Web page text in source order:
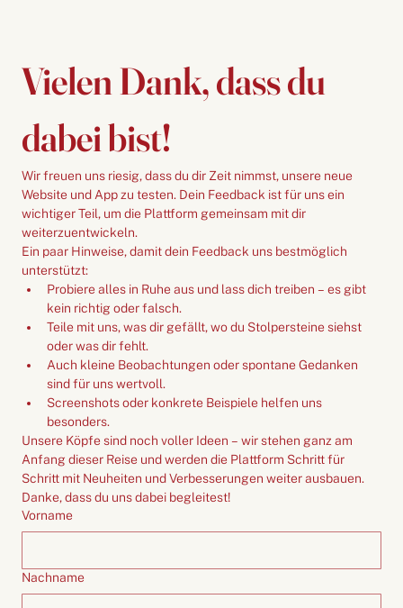
Vielen Dank, dass du
dabei bist!
Wir freuen uns riesig, dass du dir Zeit nimmst, unsere neue
Website und App zu testen. Dein Feedback ist für uns ein
wichtiger Teil, um die Plattform gemeinsam mit dir
weiterzuentwickeln.
Ein paar Hinweise, damit dein Feedback uns bestmöglich
unterstützt:
Probiere alles in Ruhe aus und lass dich treiben – es gibt
kein richtig oder falsch.
Teile mit uns, was dir gefällt, wo du Stolpersteine siehst
oder was dir fehlt.
Auch kleine Beobachtungen oder spontane Gedanken
sind für uns wertvoll.
Screenshots oder konkrete Beispiele helfen uns
besonders.
Unsere Köpfe sind noch voller Ideen – wir stehen ganz am
Anfang dieser Reise und werden die Plattform Schritt für
Schritt mit Neuheiten und Verbesserungen weiter ausbauen.
Danke, dass du uns dabei begleitest!
Vorname
Nachname